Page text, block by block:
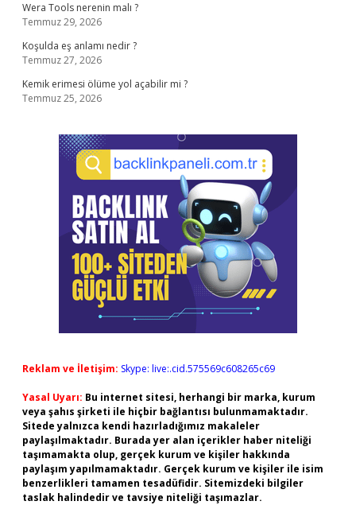
Wera Tools nerenin malı ?
Temmuz 29, 2026
Koşulda eş anlamı nedir ?
Temmuz 27, 2026
Kemik erimesi ölüme yol açabilir mi ?
Temmuz 25, 2026
Reklam ve İletişim: Skype: live:.cid.575569c608265c69
Yasal Uyarı: Bu internet sitesi, herhangi bir marka, kurum
veya şahıs şirketi ile hiçbir bağlantısı bulunmamaktadır.
Sitede yalnızca kendi hazırladığımız makaleler
paylaşılmaktadır. Burada yer alan içerikler haber niteliği
taşımamakta olup, gerçek kurum ve kişiler hakkında
paylaşım yapılmamaktadır. Gerçek kurum ve kişiler ile isim
benzerlikleri tamamen tesadüfidir. Sitemizdeki bilgiler
taslak halindedir ve tavsiye niteliği taşımazlar.